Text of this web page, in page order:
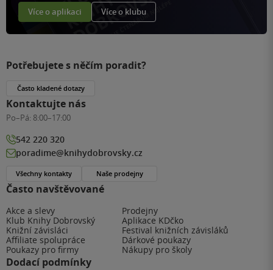
Více o aplikaci Více o klubu
Často navštěvované
Akce a slevy
Prodejny
Klub Knihy Dobrovský
Aplikace KDčko
Knižní závisláci
Festival knižních závisláků
Affiliate spolupráce
Dárkové poukazy
Poukazy pro firmy
Nákupy pro školy
Dodací podmínky
Potřebujete s něčím poradit?
Často kladené dotazy
Kontaktujte nás
Po–Pá: 8:00–17:00
542 220 320
poradime@knihydobrovsky.cz
Všechny kontakty Naše prodejny